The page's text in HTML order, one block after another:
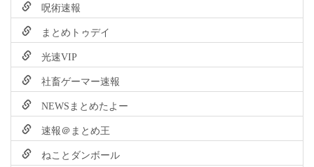
呪術速報
まとめトゥデイ
光速VIP
社畜ゲーマー速報
NEWSまとめたよー
速報＠まとめ王
ねことダンボール